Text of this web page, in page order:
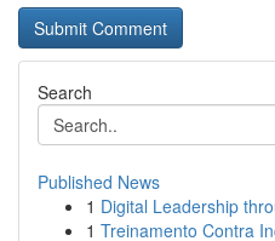
Search
Published News
1 Digital Leadership
1 Treinamento Contra